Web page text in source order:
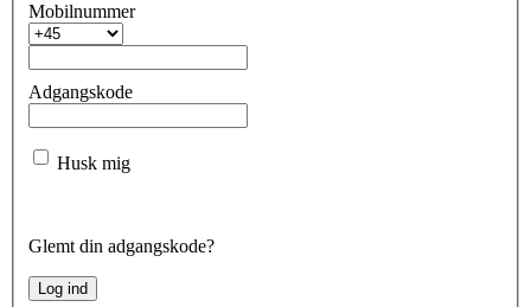
Mobilnummer
Adgangskode
Husk mig
Glemt din adgangskode?